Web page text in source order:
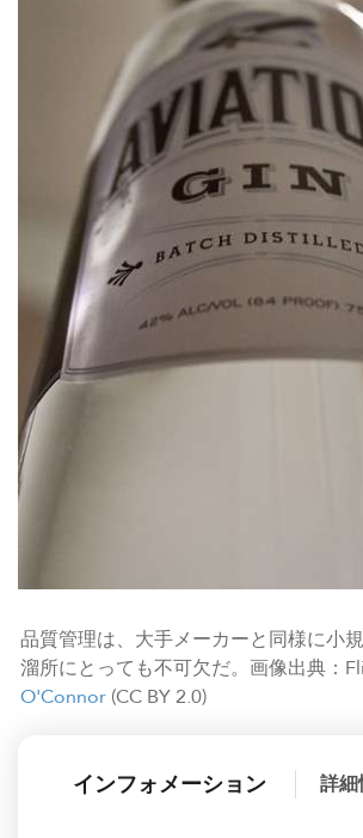
品質管理は、大手メーカーと同様に小
溜所にとっても不可欠だ。画像出典：
O'Connor (CC BY 2.0)
インフォメーション 詳